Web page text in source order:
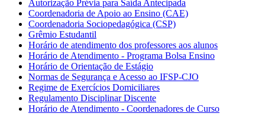
Autorização Prévia para Saída Antecipada
Coordenadoria de Apoio ao Ensino (CAE)
Coordenadoria Sociopedagógica (CSP)
Grêmio Estudantil
Horário de atendimento dos professores aos alunos
Horário de Atendimento - Programa Bolsa Ensino
Horário de Orientação de Estágio
Normas de Segurança e Acesso ao IFSP-CJO
Regime de Exercícios Domiciliares
Regulamento Disciplinar Discente
Horário de Atendimento - Coordenadores de Curso